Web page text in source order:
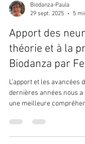
celui qui trouve et se
et vit en accord avec
Biodanza-Paula
29 sept. 2025
5
Apport des
théorie et à la
Biodanza par
L’apport et les avancées
dernières années nous a
une meilleure